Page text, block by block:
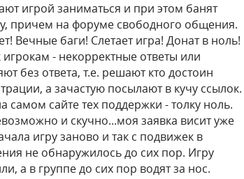
игрой заниматься и при этом банят
причем на форуме свободного общения.
Вечные баги! Слетает игра! Донат в ноль!
- некорректные ответы или
без ответа, т.е. решают кто достоин
а зачастую посылают в кучу ссылок.
самом сайте тех поддержки - толку ноль.
и скучно...моя заявка висит уже
игру заново и так с подвижек в
не обнаружилось до сих пор. Игру
а в группе до сих пор водят за нос.